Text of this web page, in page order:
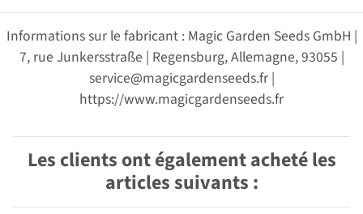
Informations sur le fabricant : Magic Garden Seeds GmbH |
7, rue Junkersstraße | Regensburg, Allemagne, 93055 |
service@magicgardenseeds.fr |
https://www.magicgardenseeds.fr
Les clients ont également acheté les
articles suivants :